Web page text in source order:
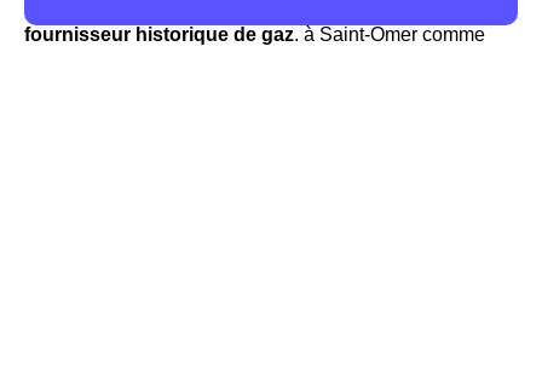
fournisseur historique de gaz. à Saint-Omer comme